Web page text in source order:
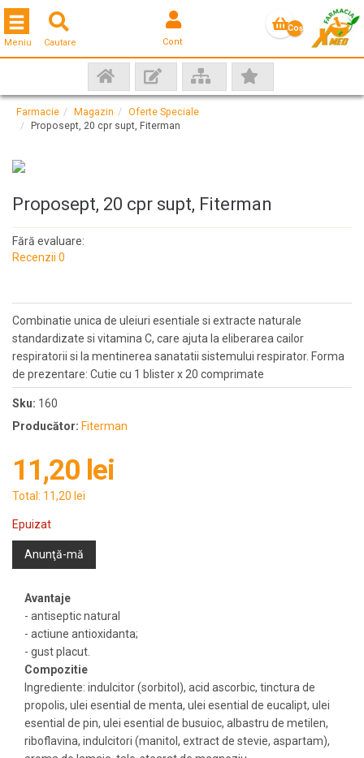
Cautare Cont
Coş
Toggle navigation
Meniu
Farmacie Magazin
Oferte Speciale
Proposept, 20 cpr supt, Fiterman
Proposept, 20 cpr supt, Fiterman
Fără evaluare:
Recenzii 0
Combinatie unica de uleiuri esentiale si extracte naturale
standardizate si vitamina C, care ajuta la eliberarea cailor
respiratorii si la mentinerea sanatatii sistemului respirator. Forma
de prezentare: Cutie cu 1 blister x 20 comprimate
Sku: 160
Producător: Fiterman
11,20 lei
Total: 11,20 lei
Epuizat
Anunţă-mă
Avantaje
- antiseptic natural
- actiune antioxidanta;
- gust placut.
Compozitie
Ingrediente: indulcitor (sorbitol), acid ascorbic, tinctura de
propolis, ulei esential de menta, ulei esential de eucalipt, ulei
esential de pin, ulei esential de busuioc, albastru de metilen,
riboflavina, indulcitori (manitol, extract de stevie, aspartam),